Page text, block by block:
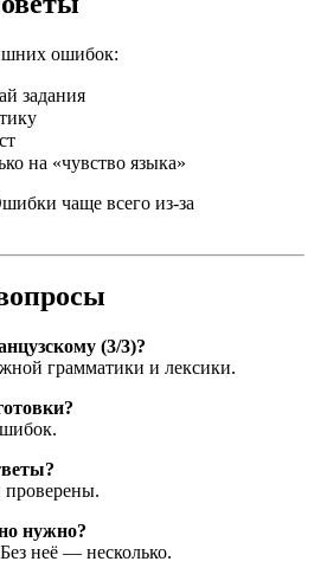
ошибок:
задания
на «чувство языка»
чаще всего из-за
(3/3)?
грамматики и лексики.
проверены.
нужно?
неё — несколько.